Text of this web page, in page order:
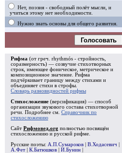
Нет, поэзия - свободный полёт мысли, и
учиться этому нет необходимости.
Нужно знать основы для общего развития.
Голосовать
Рифма (от греч. rhythmós - стройность,
соразмерность) — созвучие стихотворных
строк, имеющее фоническое, метрическое и
композиционное значение. Рифма
подчёркивает границу между стихами и
объединяет стихи в строфы
Словарь разновидностей рифмы
Стихосложение (версификация) — способ
организации звукового состава стихотворной
речи. Подробнее см. Справочник по
стихосложению
Сайт Рифмовед.org полностью посвящён
стихосложению и русской рифме.
Русские поэты: А.П.Сумароков В.Ходасевич
А.Фет
К.Батюшков И.Бунин